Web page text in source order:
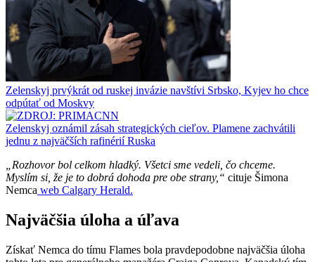
Zelenskyj prvýkrát od ruskej invázie navštívi Srbsko, Kyjev ho chce
odpútať od Moskvy
Zelenskyj oznámil zásah strategických cieľov. Plamene zachvátili
jednu z najväčších rafinérií Ruska
„Rozhovor bol celkom hladký. Všetci sme vedeli, čo chceme.
Myslím si, že je to dobrá dohoda pre obe strany,“ cituje Šimona
Nemca web Calgary Herald.
Najväčšia úloha a úľava
Získať Nemca do tímu Flames bola pravdepodobne najväčšia úloha